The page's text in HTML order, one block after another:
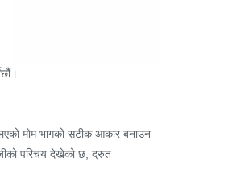
मोम भागको सटीक आकार बनाउन
परिचय देखेको छ, द्रुत